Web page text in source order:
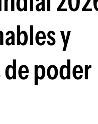
y
poder